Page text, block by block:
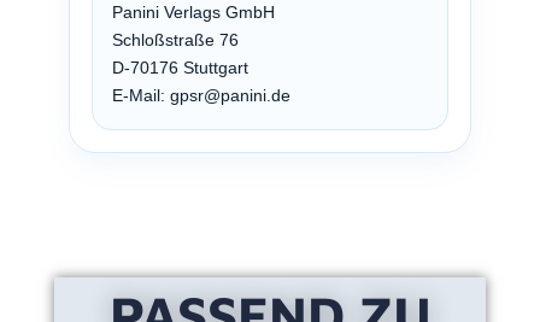
Panini Verlags GmbH
Schloßstraße 76
D-70176 Stuttgart
E-Mail: gpsr@panini.de